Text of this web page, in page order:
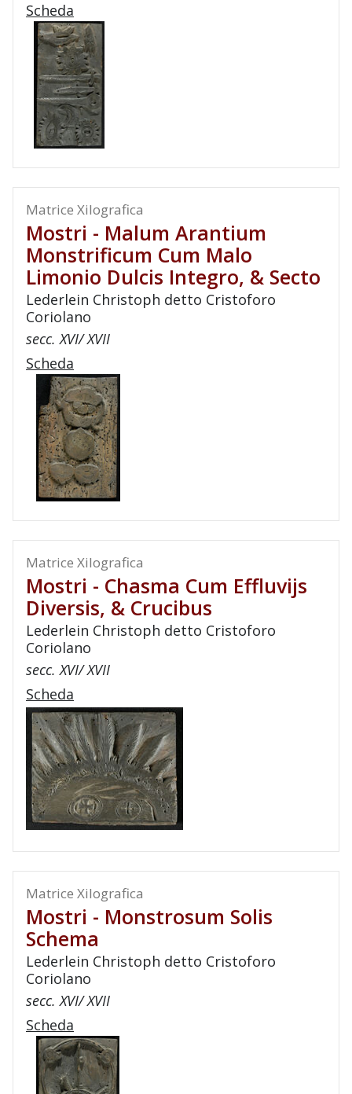
Scheda
Matrice Xilografica
Mostri - Malum Arantium
Monstrificum Cum Malo
Limonio Dulcis Integro, & Secto
Lederlein Christoph detto Cristoforo
Coriolano
secc. XVI/ XVII
Scheda
Matrice Xilografica
Mostri - Chasma Cum Effluvijs
Diversis, & Crucibus
Lederlein Christoph detto Cristoforo
Coriolano
secc. XVI/ XVII
Scheda
Matrice Xilografica
Mostri - Monstrosum Solis
Schema
Lederlein Christoph detto Cristoforo
Coriolano
secc. XVI/ XVII
Scheda